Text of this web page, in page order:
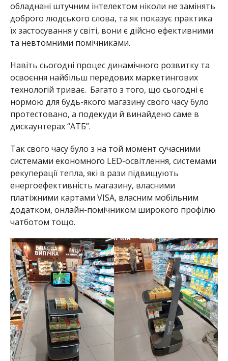
Так свого часу було з на той момент сучасними
системами економного LED-освітлення, системами
рекуперації тепла, які в рази підвищують
енергоефективність магазину, власними
додатком, онлайн-помічником широкого профілю
чатботом тощо.
В магазинах “АТБ” з’явилися перші в Україні роботи-помічники
Delivery Cobot
Партнерський матеріал
МІТКИ: АТБ